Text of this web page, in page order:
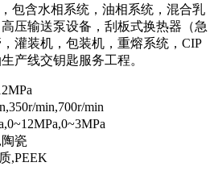
包含水相系统，油相系统，混合乳
压输送泵设备，刮板式换热器（急
灌装机，包装机，重熔系统，CIP
产线交钥匙服务工程。
min,700r/min
瓷
,PEEK